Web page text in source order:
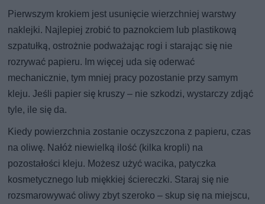
Pierwszym krokiem jest usunięcie wierzchniej warstwy
naklejki. Najlepiej zrobić to paznokciem lub plastikową
szpatułką, ostrożnie podważając rogi i starając się nie
rozrywać papieru. Im więcej uda się oderwać
mechanicznie, tym mniej pracy pozostanie przy samym
kleju. Jeśli papier się kruszy – nie szkodzi, wystarczy zdjąć
tyle, ile się da.
Kiedy powierzchnia zostanie oczyszczona z papieru, czas
na oliwę. Nałóż niewielką ilość (kilka kropli) na
pozostałości kleju. Możesz użyć wacika, patyczka
kosmetycznego lub miękkiej ściereczki. Staraj się nie
rozsmarowywać oliwy zbyt szeroko – skup się na miejscu,